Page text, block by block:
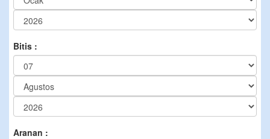
Bitis :
Aranan :